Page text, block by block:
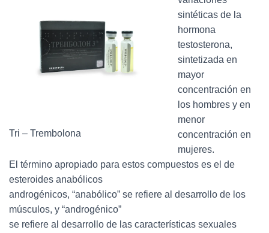
Tri – Trembolona
sintéticas de la
hormona
testosterona,
sintetizada en
mayor
concentración en
los hombres y en
menor
concentración en
mujeres.
El término apropiado para estos compuestos es el de
esteroides anabólicos
androgénicos, “anabólico” se refiere al desarrollo de los
músculos, y “androgénico”
se refiere al desarrollo de las características sexuales